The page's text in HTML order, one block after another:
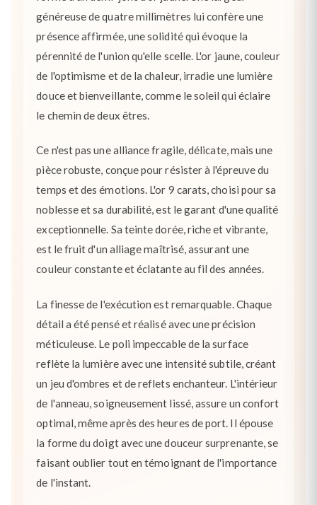
généreuse de quatre millimètres lui confère une
présence affirmée, une solidité qui évoque la
pérennité de l'union qu'elle scelle. L'or jaune, couleur
de l'optimisme et de la chaleur, irradie une lumière
douce et bienveillante, comme le soleil qui éclaire
le chemin de deux êtres.
Ce n'est pas une alliance fragile, délicate, mais une
pièce robuste, conçue pour résister à l'épreuve du
temps et des émotions. L'or 9 carats, choisi pour sa
noblesse et sa durabilité, est le garant d'une qualité
exceptionnelle. Sa teinte dorée, riche et vibrante,
est le fruit d'un alliage maîtrisé, assurant une
couleur constante et éclatante au fil des années.
La finesse de l'exécution est remarquable. Chaque
détail a été pensé et réalisé avec une précision
méticuleuse. Le poli impeccable de la surface
reflète la lumière avec une intensité subtile, créant
un jeu d'ombres et de reflets enchanteur. L'intérieur
de l'anneau, soigneusement lissé, assure un confort
optimal, même après des heures de port. Il épouse
la forme du doigt avec une douceur surprenante, se
faisant oublier tout en témoignant de l'importance
de l'instant.